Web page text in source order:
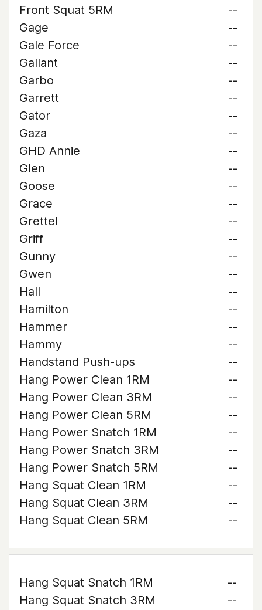
Front Squat 5RM
--
Gage
--
Gale Force
--
Gallant
--
Garbo
--
Garrett
--
Gator
--
Gaza
--
GHD Annie
--
Glen
--
Goose
--
Grace
--
Grettel
--
Griff
--
Gunny
--
Gwen
--
Hall
--
Hamilton
--
Hammer
--
Hammy
--
Handstand Push-ups
--
Hang Power Clean 1RM
--
Hang Power Clean 3RM
--
Hang Power Clean 5RM
--
Hang Power Snatch 1RM
--
Hang Power Snatch 3RM
--
Hang Power Snatch 5RM
--
Hang Squat Clean 1RM
--
Hang Squat Clean 3RM
--
Hang Squat Clean 5RM
--
Hang Squat Snatch 1RM
--
Hang Squat Snatch 3RM
--